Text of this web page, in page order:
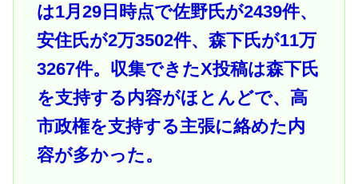
は1月29日時点で佐野氏が2439件、
安住氏が2万3502件、森下氏が11万
3267件。収集できたX投稿は森下氏
を支持する内容がほとんどで、高
市政権を支持する主張に絡めた内
容が多かった。